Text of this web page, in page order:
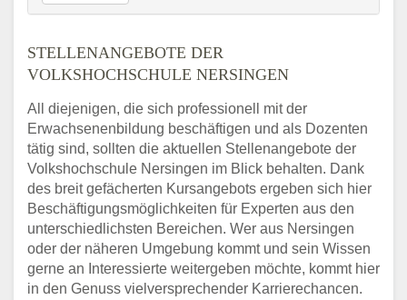
STELLENANGEBOTE DER
VOLKSHOCHSCHULE NERSINGEN
All diejenigen, die sich professionell mit der
Erwachsenenbildung beschäftigen und als Dozenten
tätig sind, sollten die aktuellen Stellenangebote der
Volkshochschule Nersingen im Blick behalten. Dank
des breit gefächerten Kursangebots ergeben sich hier
Beschäftigungsmöglichkeiten für Experten aus den
unterschiedlichsten Bereichen. Wer aus Nersingen
oder der näheren Umgebung kommt und sein Wissen
gerne an Interessierte weitergeben möchte, kommt hier
in den Genuss vielversprechender Karrierechancen.